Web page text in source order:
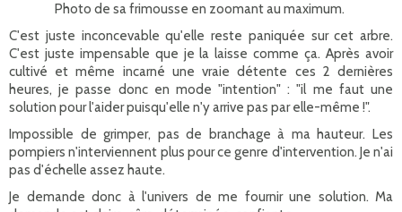
Photo de sa frimousse en zoomant au maximum.
C'est juste inconcevable qu'elle reste paniquée sur cet arbre.
C'est juste impensable que je la laisse comme ça. Après avoir
cultivé et même incarné une vraie détente ces 2 dernières
heures, je passe donc en mode "intention" : "il me faut une
solution pour l'aider puisqu'elle n'y arrive pas par elle-même !".
Impossible de grimper, pas de branchage à ma hauteur. Les
pompiers n'interviennent plus pour ce genre d'intervention. Je n'ai
pas d'échelle assez haute.
Je demande donc à l'univers de me fournir une solution. Ma